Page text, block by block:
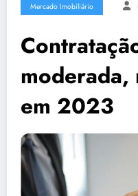
Mercado Imobiliário
moderada,
em 2023